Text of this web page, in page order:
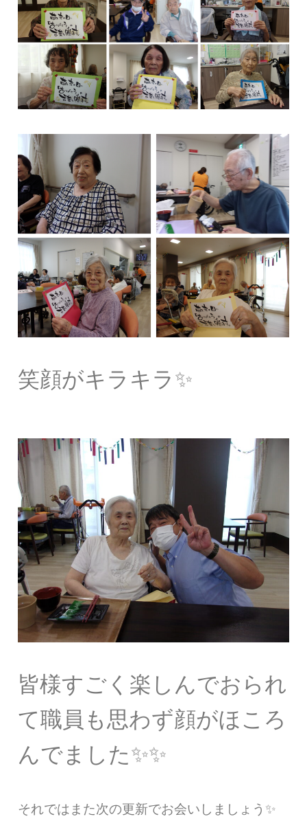
笑顔がキラキラ✨
皆様すごく楽しんでおられ
て職員も思わず顔がほころ
んでました✨✨
それではまた次の更新でお会いしましょう✨